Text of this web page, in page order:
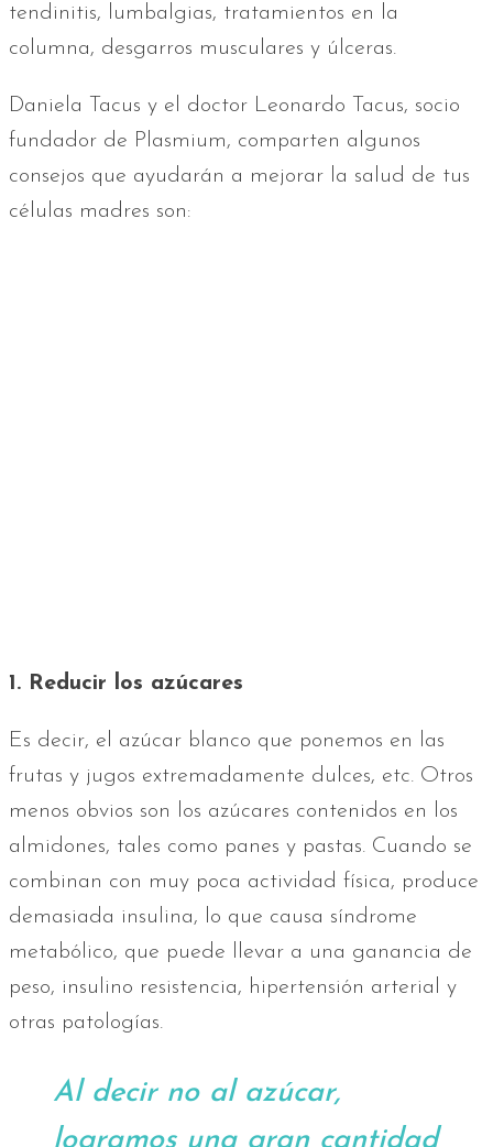
tendinitis, lumbalgias, tratamientos en la
columna, desgarros musculares y úlceras.
Daniela Tacus y el doctor Leonardo Tacus, socio
fundador de Plasmium, comparten algunos
consejos que ayudarán a mejorar la salud de tus
células madres son:
1. Reducir los azúcares
Es decir, el azúcar blanco que ponemos en las
frutas y jugos extremadamente dulces, etc. Otros
menos obvios son los azúcares contenidos en los
almidones, tales como panes y pastas. Cuando se
combinan con muy poca actividad física, produce
demasiada insulina, lo que causa síndrome
metabólico, que puede llevar a una ganancia de
peso, insulino resistencia, hipertensión arterial y
otras patologías.
Al decir no al azúcar,
logramos una gran cantidad